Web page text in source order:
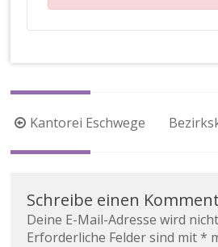
Beitragsnavigation
Kantorei Eschwege
Schreibe einen
Deine E-Mail-Adresse wird
Erforderliche Felder sind mit*